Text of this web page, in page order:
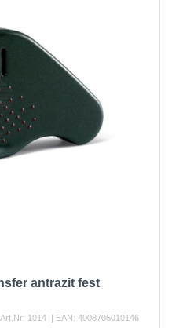
antrazit fest
1014 | EAN: 4008705010146